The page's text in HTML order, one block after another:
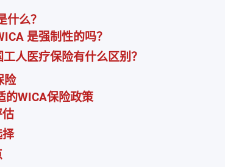
什么？
是强制性的吗？
人医疗保险有什么区别？
险
的WICA保险政策